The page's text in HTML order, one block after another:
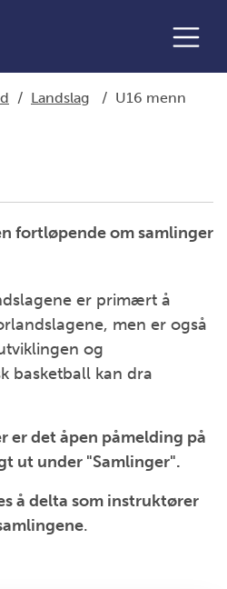
/ Landslag / U16 menn
fortløpende om samlinger
er primært å
men er også
og
basketball kan dra
er det åpen påmelding på
ut under "Samlinger".
å delta som instruktører
.